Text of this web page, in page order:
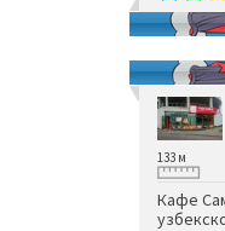
133 м
Кафе